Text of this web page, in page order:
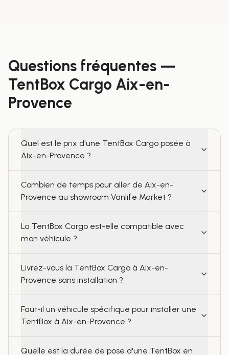
Questions fréquentes —
TentBox Cargo Aix-en-
Provence
Quel est le prix d'une TentBox Cargo posée à
Aix-en-Provence ?
Combien de temps pour aller de Aix-en-
Provence au showroom Vanlife Market ?
La TentBox Cargo est-elle compatible avec
mon véhicule ?
Livrez-vous la TentBox Cargo à Aix-en-
Provence sans installation ?
Faut-il un véhicule spécifique pour installer une
TentBox à Aix-en-Provence ?
Quelle est la durée de pose d'une TentBox en